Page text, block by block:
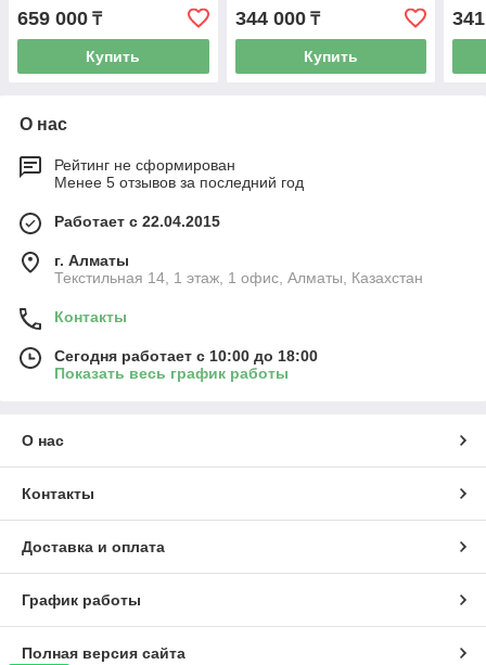
659 000 ₸
Купить
344 000₸
Купить
О нас
Рейтинг не сформирован
Менее 5 отзывов за последний год
Работает с 22.04.2015
г. Алматы
Текстильная 14, 1 этаж, 1 офис, Алматы, Казахстан
Контакты
Сегодня работает с 10:00 до 18:00
Показать весь график работы
О нас
Контакты
Доставка и оплата
График работы
Полная версия сайта